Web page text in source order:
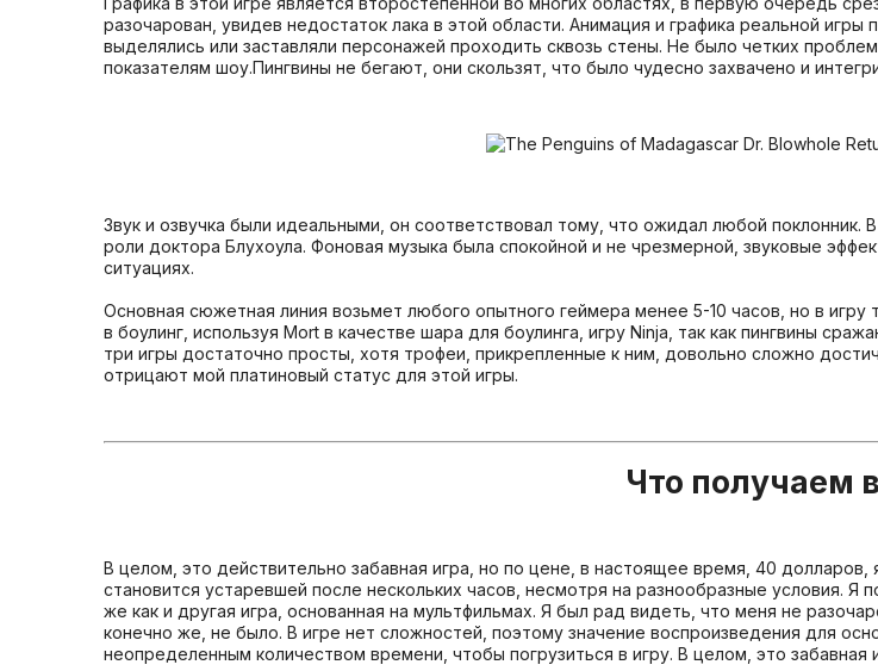
разочарован, увидев недостаток лака в этой области. Анимация и графика реальной
выделялись или заставляли персонажей проходить сквозь стены. Не было четких
показателям шоу.Пингвины не бегают, они скользят, что было чудесно захвачено и
Звук и озвучка были идеальными, он соответствовал тому, что ожидал любой
роли доктора Блухоула. Фоновая музыка была спокойной и не чрезмерной, звуковые
ситуациях.
Основная сюжетная линия возьмет любого опытного геймера менее 5-10 часов, но в
в боулинг, используя Mort в качестве шара для боулинга, игру Ninja, так как пингвины
три игры достаточно просты, хотя трофеи, прикрепленные к ним, довольно сложно
отрицают мой платиновый статус для этой игры.
Что получаем
В целом, это действительно забавная игра, но по цене, в настоящее время, 40 долларов,
становится устаревшей после нескольких часов, несмотря на разнообразные условия. Я
же как и другая игра, основанная на мультфильмах. Я был рад видеть, что меня не
конечно же, не было. В игре нет сложностей, поэтому значение воспроизведения для
неопределенным количеством времени, чтобы погрузиться в игру. В целом, это